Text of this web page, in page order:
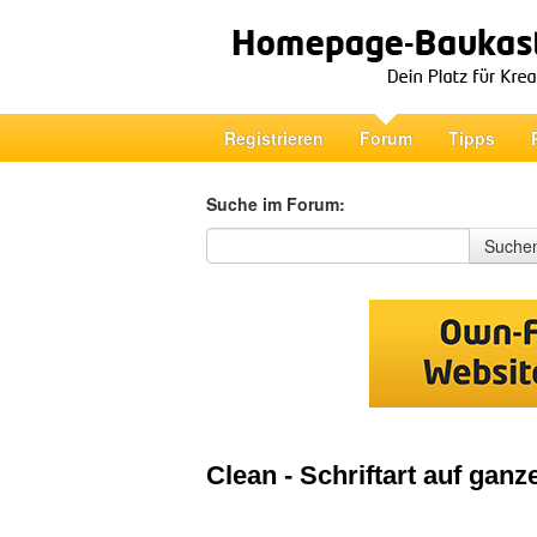
Registrieren Forum Tipps
Suche im Forum:
Suche im Forum
Clean - Schriftart auf